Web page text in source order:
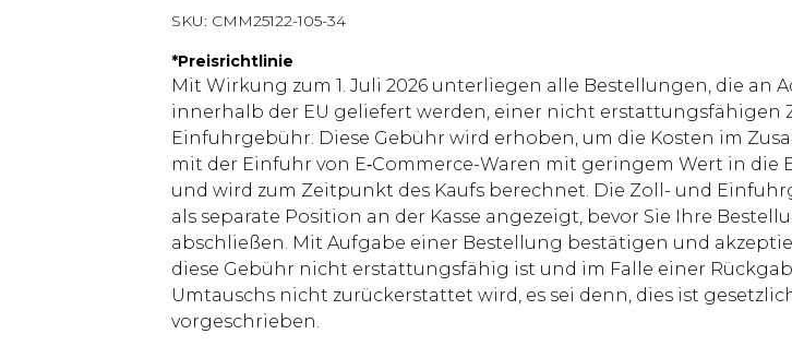
SKU: CMM25122-105-34
*Preisrichtlinie
Mit Wirkung zum 1. Juli 2026 unterliegen alle Bestellungen, die an
innerhalb der EU geliefert werden, einer nicht erstattungsfähigen
Einfuhrgebühr. Diese Gebühr wird erhoben, um die Kosten im
mit der Einfuhr von E‑Commerce-Waren mit geringem Wert in die
und wird zum Zeitpunkt des Kaufs berechnet. Die Zoll- und
als separate Position an der Kasse angezeigt, bevor Sie Ihre
abschließen. Mit Aufgabe einer Bestellung bestätigen und
diese Gebühr nicht erstattungsfähig ist und im Falle einer
Umtauschs nicht zurückerstattet wird, es sei denn, dies ist
vorgeschrieben.